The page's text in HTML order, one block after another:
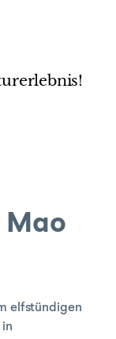
Mao
elfstündigen